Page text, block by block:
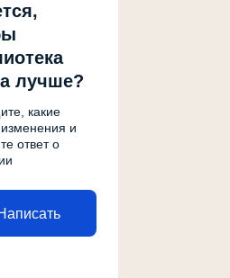
лучше?
какие
и
ответ о